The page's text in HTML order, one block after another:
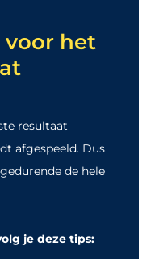
voor het
resultaat
afgespeeld. Dus
de hele
je deze tips: